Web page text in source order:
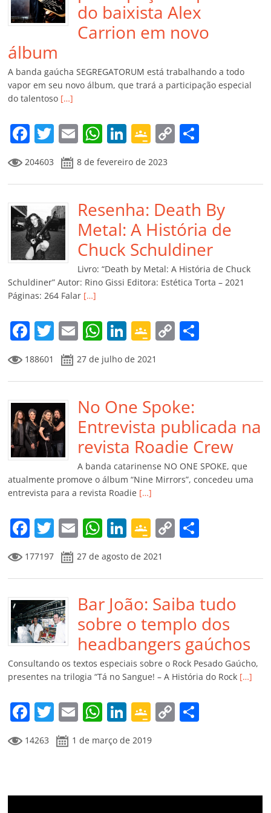
do baixista Alex
Carrion em novo
álbum
A banda gaúcha SEGREGATORUM está trabalhando a todo
vapor em seu novo álbum, que trará a participação especial
do talentoso […]
F
a
c
e
b
o
o
k
T
w
itt
er
E
m
ai
l
W
at
s
A
p
p
Li
k
e
dI
n
G
o
o
gl
e
Cl
a
ss
ro
m
C
y
Li
n
k
p
ar
til
h
ar
204603 8 de fevereiro de 2023
Resenha: Death By
Metal: A História de
Chuck Schuldiner
Livro: “Death by Metal: A História de Chuck
Schuldiner” Autor: Rino Gissi Editora: Estética Torta – 2021
Páginas: 264 Falar […]
F
a
c
e
b
o
o
k
T
w
itt
er
E
m
ai
l
W
h
at
s
A
p
p
Li
n
k
e
dI
n
G
o
o
gl
e
Cl
a
ss
ro
o
m
C
y
Li
n
k
p
til
h
ar
188601 27 de julho de 2021
No One Spoke:
Entrevista publicada na
revista Roadie Crew
A banda catarinense NO ONE SPOKE, que
atualmente promove o álbum “Nine Mirrors”, concedeu uma
entrevista para a revista Roadie […]
F
a
c
e
b
o
o
k
T
w
itt
er
E
m
ai
l
W
at
s
A
p
p
Li
n
k
e
dI
n
G
o
o
gl
e
Cl
a
ss
ro
o
m
C
y
Li
n
k
p
ar
til
h
ar
177197 27 de agosto de 2021
Bar João: Saiba tudo
sobre o templo dos
headbangers gaúchos
Consultando os textos especiais sobre o Rock Pesado Gaúcho,
presentes na trilogia “Tá no Sangue! – A História do Rock […]
F
a
c
b
T
w
itt
E
m
ai
W
at
A
Li
n
k
dI
G
o
o
e
C
Li ar
14263 1 de março de 2019